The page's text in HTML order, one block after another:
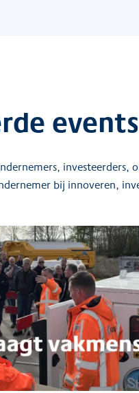
events
bij innoveren,